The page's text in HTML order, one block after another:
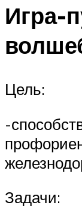
Игра-
Цель:
-
Задачи: